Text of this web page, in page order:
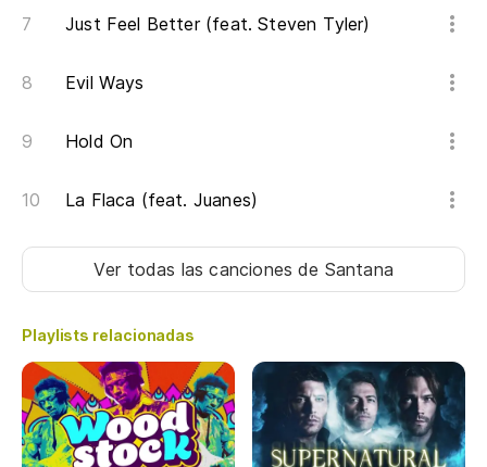
Just Feel Better (feat. Steven Tyler)
Evil Ways
Hold On
La Flaca (feat. Juanes)
Ver todas las cancionesde Santana
Playlists relacionadas